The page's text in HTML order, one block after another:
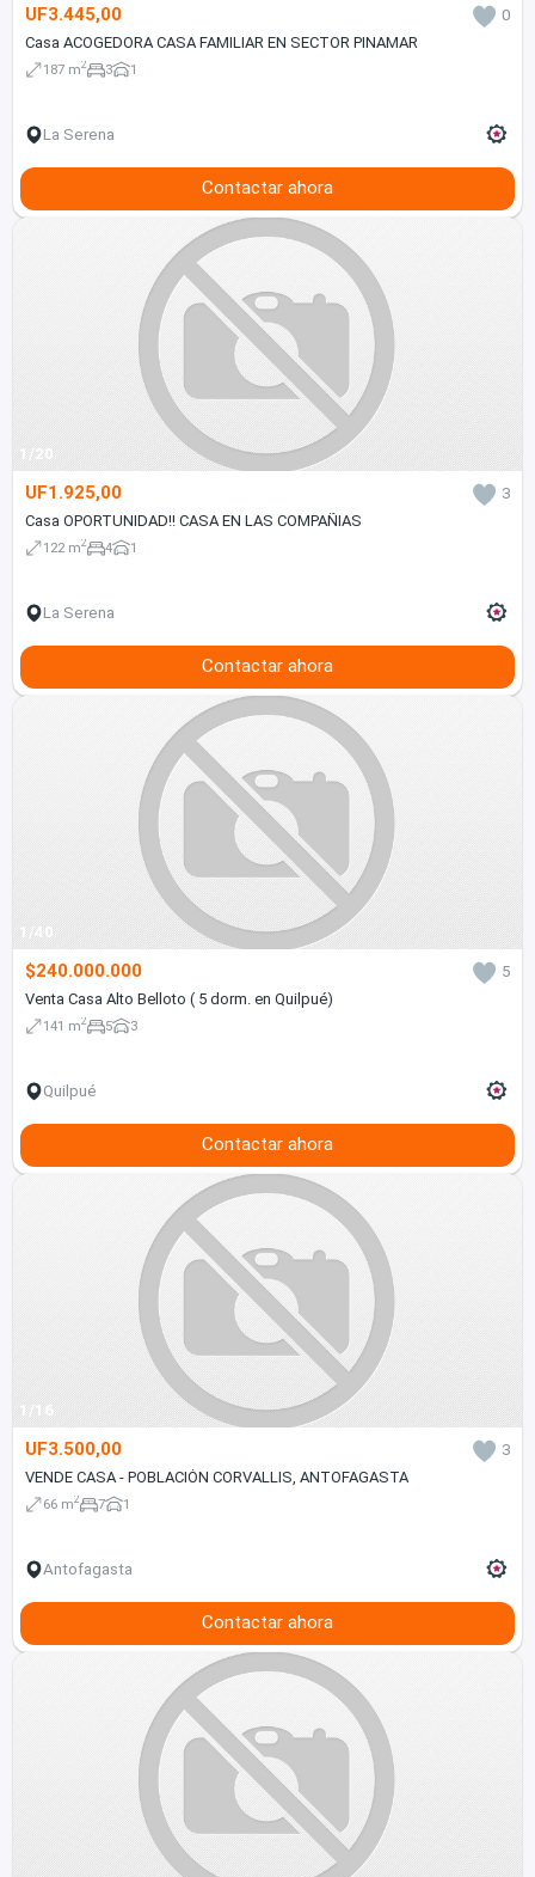
UF3.445,00
0
Casa ACOGEDORA CASA FAMILIAR EN SECTOR PINAMAR
187 m2 3 1
La Serena
Contactar ahora
1/20
UF1.925,00
3
Casa OPORTUNIDAD!! CASA EN LAS COMPAÑIAS
122 m2 4 1
La Serena
Contactar ahora
1/40
$240.000.000
5
Venta Casa Alto Belloto ( 5 dorm. en Quilpué)
141 m2 5 3
Quilpué
Contactar ahora
1/16
UF3.500,00
3
VENDE CASA - POBLACIÓN CORVALLIS, ANTOFAGASTA
66 m2 7 1
Antofagasta
Contactar ahora